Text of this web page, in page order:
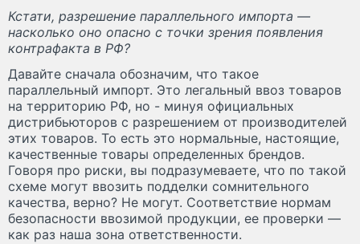
Кстати, разрешение параллельного импорта —
насколько оно опасно с точки зрения появления
контрафакта в РФ?
Давайте сначала обозначим, что такое
параллельный импорт. Это легальный ввоз товаров
на территорию РФ, но - минуя официальных
дистрибьюторов с разрешением от производителей
этих товаров. То есть это нормальные, настоящие,
качественные товары определенных брендов.
Говоря про риски, вы подразумеваете, что по такой
схеме могут ввозить подделки сомнительного
качества, верно? Не могут. Соответствие нормам
безопасности ввозимой продукции, ее проверки —
как раз наша зона ответственности.